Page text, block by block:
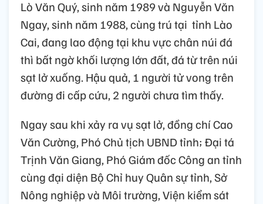
Lò Văn Quý, sinh năm 1989 và Nguyễn Văn
Ngay, sinh năm 1988, cùng trú tại tỉnh Lào
Cai, đang lao động tại khu vực chân núi đá
thì bất ngờ khối lượng lớn đất, đá từ trên núi
sạt lở xuống. Hậu quả, 1 người tử vong trên
đường đi cấp cứu, 2 người chưa tìm thấy.
Ngay sau khi xảy ra vụ sạt lở, đồng chí Cao
Văn Cường, Phó Chủ tịch UBND tỉnh; Đại tá
Trịnh Văn Giang, Phó Giám đốc Công an tỉnh
cùng đại diện Bộ Chỉ huy Quân sự tỉnh, Sở
Nông nghiệp và Môi trường, Viện kiểm sát